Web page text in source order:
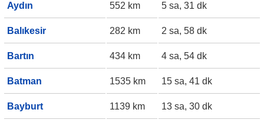
Aydın 552 km 5 sa, 31 dk
Balıkesir 282 km 2 sa, 58 dk
Bartın 434 km 4 sa, 54 dk
Batman 1535 km 15 sa, 41 dk
Bayburt 1139 km 13 sa, 30 dk